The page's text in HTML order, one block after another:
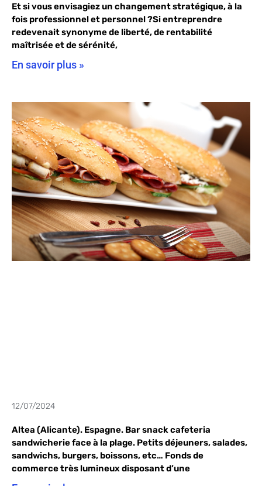
Et si vous envisagiez un changement stratégique, à la
fois professionnel et personnel ?Si entreprendre
redevenait synonyme de liberté, de rentabilité
maîtrisée et de sérénité,
En savoir plus »
12/07/2024
Altea (Alicante). Espagne. Bar snack cafeteria
sandwicherie face à la plage. Petits déjeuners, salades,
sandwichs, burgers, boissons, etc… Fonds de
commerce très lumineux disposant d’une